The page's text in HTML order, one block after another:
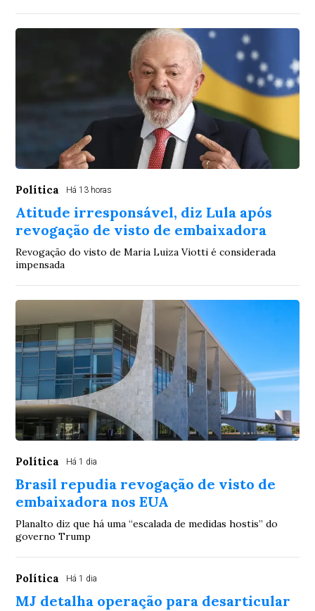
Política Há 13 horas
Atitude irresponsável, diz Lula após
revogação de visto de embaixadora
Revogação do visto de Maria Luiza Viotti é considerada
impensada
Política Há 1 dia
Brasil repudia revogação de visto de
embaixadora nos EUA
Planalto diz que há uma “escalada de medidas hostis” do
governo Trump
Política Há 1 dia
MJ detalha operação para desarticular